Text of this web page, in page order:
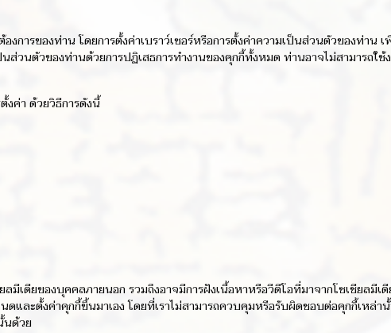
งการของท่าน โดยการตั้งค่าเบราว์เซอร์หรือการตั้งค่าความเป็นส่วนตัวของท่าน
นส่วนตัวของท่านด้วยการปฏิเสธการทำงานของคุกกี้ทั้งหมด ท่านอาจไม่สามารถ
งค่า ด้วยวิธีการดังนี้
ลมีเดียของบุคคลภายนอก รวมถึงอาจมีการฝังเนื้อหาหรือวีดีโอที่มาจากโซเชียลมี
ดและตั้งค่าคุกกี้ขึ้นมาเอง โดยที่เราไม่สามารถควบคุมหรือรับผิดชอบต่อคุกกี้เหล่
นด้วย